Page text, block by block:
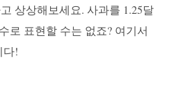
상상해보세요. 사과를 1.25달
로 표현할 수는 없죠? 여기서
다!